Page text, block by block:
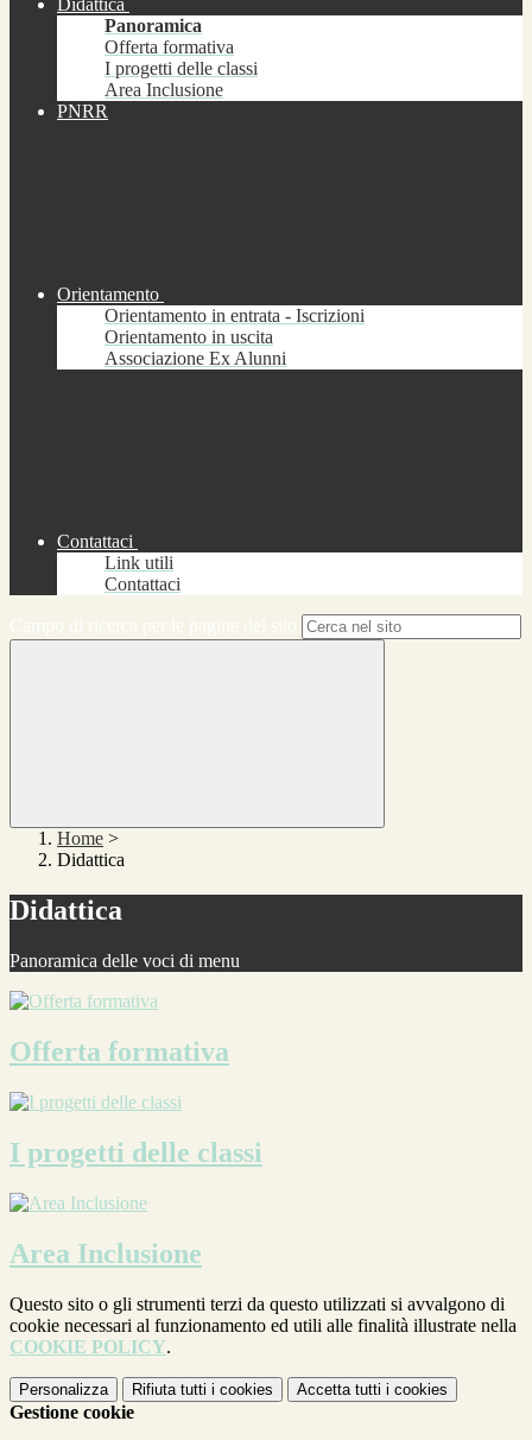
Didattica
Panoramica
Offerta formativa
I progetti delle classi
Area Inclusione
PNRR
Orientamento
Orientamento in entrata - Iscrizioni
Orientamento in uscita
Associazione Ex Alunni
Contattaci
Link utili
Contattaci
Home >
Didattica
Didattica
Panoramica delle voci di menu
Offerta formativa
I progetti delle classi
Area Inclusione
Questo sito o gli strumenti terzi da questo utilizzati si avvalgono di
cookie necessari al funzionamento ed utili alle finalità illustrate nella
COOKIE POLICY.
Personalizza Rifiuta tutti i cookies Accetta tutti i cookies
Gestione cookie